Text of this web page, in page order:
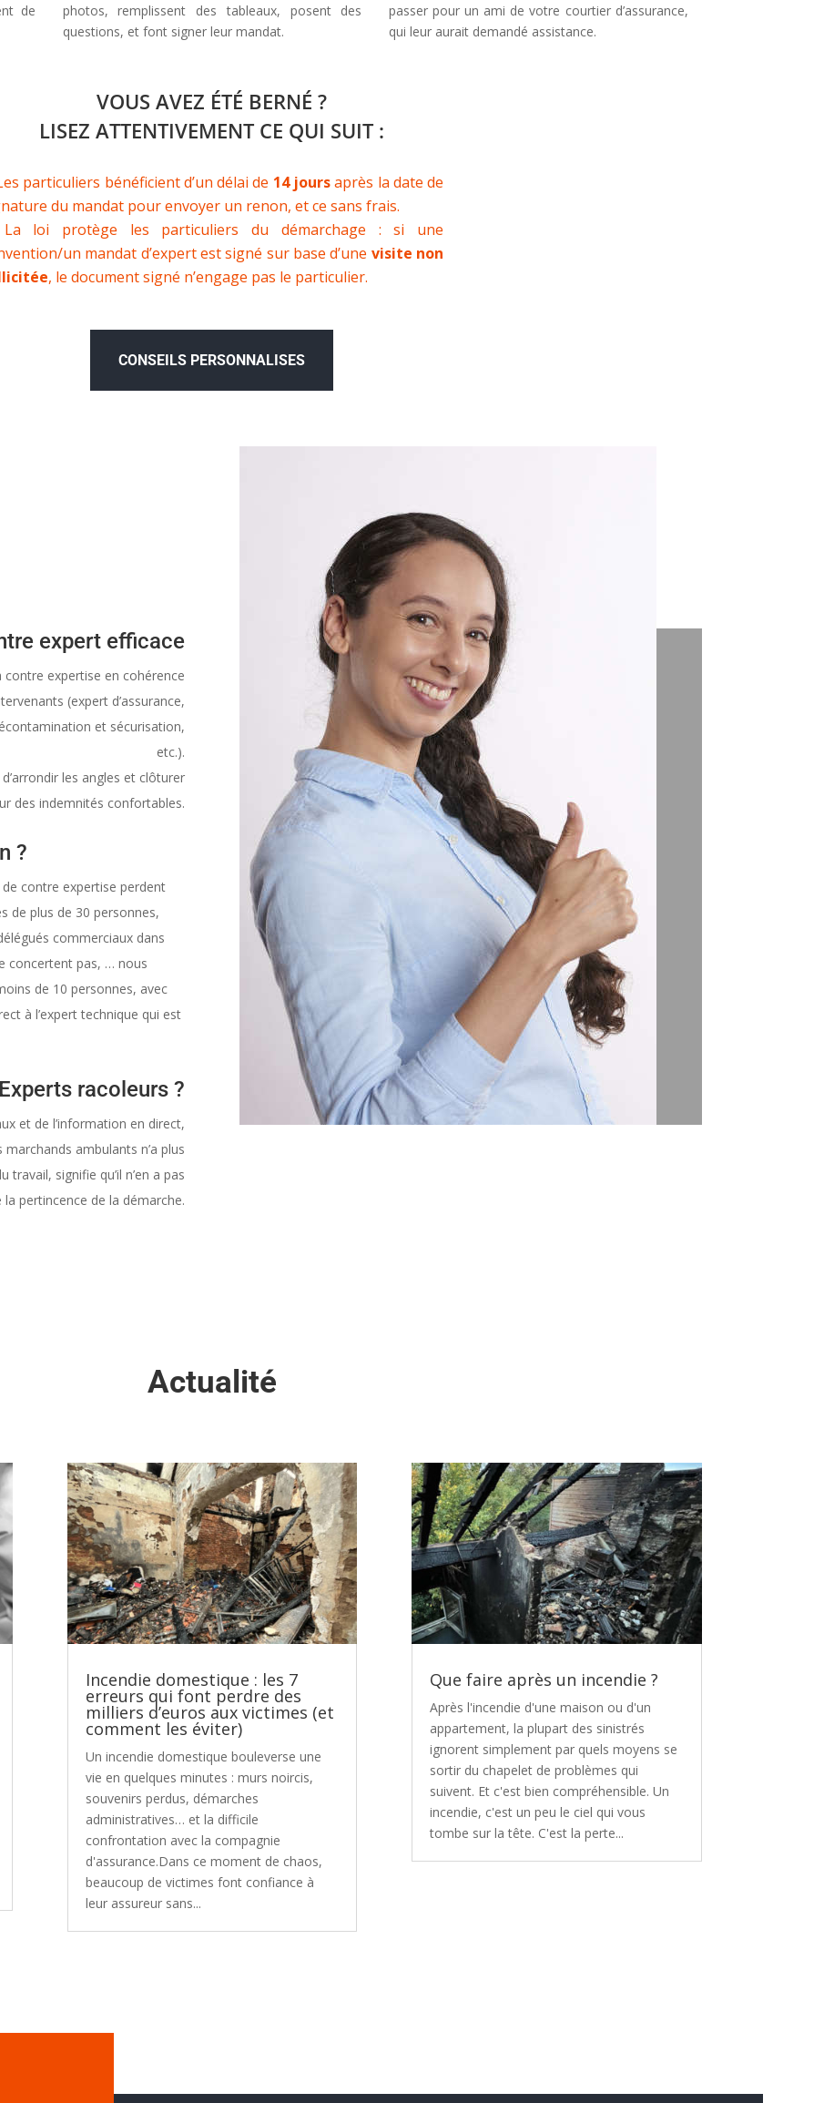
de
photos, remplissent des tableaux, posent des
questions, et font signer leur mandat.
passer pour un ami de votre courtier d’assurance,
qui leur aurait demandé assistance.
VOUS AVEZ ÉTÉ BERNÉ ?
LISEZ ATTENTIVEMENT CE QUI SUIT :
particuliers bénéficient d’un délai de 14 joursaprès la date de
du mandat pour envoyer un renon, et ce sans frais.
La loi protège les particuliers du démarchage : si une
un mandat d’expert est signé sur base d’une visite non
, le document signé n’engage pas le particulier.
CONSEILS PERSONNALISES
expert efficace
expertise en cohérence
(expert d’assurance,
et sécurisation,
etc.).
les angles et clôturer
des indemnités confortables.
?
contre expertise perdent
de plus de 30 personnes,
commerciaux dans
concertent pas, … nous
de 10 personnes, avec
à l’expert technique qui est
racoleurs ?
et de l’information en direct,
ambulants n’a plus
travail, signifie qu’il n’en a pas
pertincence de la démarche.
Actualité
Incendie domestique : les 7
erreurs qui font perdre des
milliers d’euros aux victimes (et
comment les éviter)
Un incendie domestique bouleverse une
vie en quelques minutes : murs noircis,
souvenirs perdus, démarches
administratives… et la difficile
confrontation avec la compagnie
d'assurance.Dans ce moment de chaos,
beaucoup de victimes font confiance à
leur assureur sans...
Que faire après un incendie ?
Après l'incendie d'une maison ou d'un
appartement, la plupart des sinistrés
ignorent simplement par quels moyens se
sortir du chapelet de problèmes qui
suivent. Et c'est bien compréhensible. Un
incendie, c'est un peu le ciel qui vous
tombe sur la tête. C'est la perte...